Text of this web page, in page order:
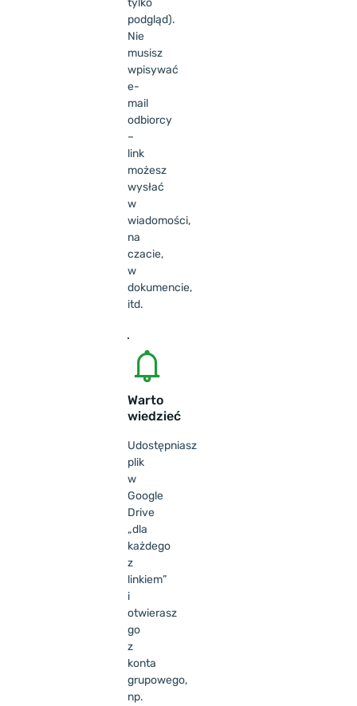
tylko
podgląd).
Nie
musisz
wpisywać
e-
mail
odbiorcy
–
link
możesz
wysłać
w
wiadomości,
na
czacie,
w
dokumencie,
itd.
Warto
wiedzieć
Udostępniasz
plik
w
Google
Drive
„dla
każdego
z
linkiem”
i
otwierasz
go
z
konta
grupowego,
np.